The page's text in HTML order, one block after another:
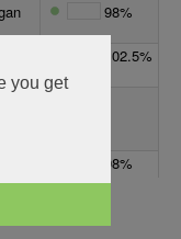
you get
98%
102.5%
Safety
∞
98%